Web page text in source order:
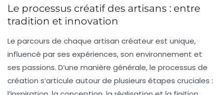
Le processus créatif des artisans : entre
tradition et innovation
Le parcours de chaque artisan créateur est unique,
influencé par ses expériences, son environnement et
ses passions. D’une manière générale, le processus de
création s’articule autour de plusieurs étapes cruciales :